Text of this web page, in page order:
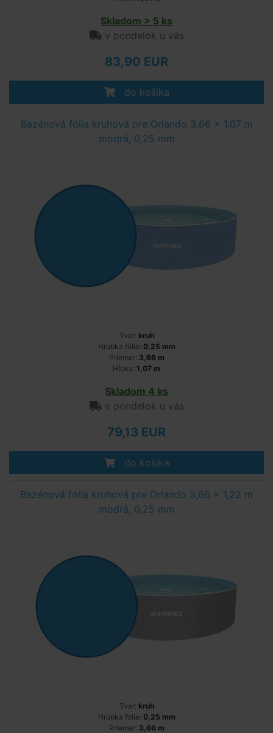
Skladom > 5 ks
v pondelok u vás
83,90 EUR
do košíka
Bazénová fólia kruhová pre Orlando 3,66 x 1,07 m
modrá, 0,25 mm
Tvar: kruh
Hrúbka fólie: 0,25 mm
Priemer: 3,66 m
Hĺbka: 1,07 m
Skladom 4 ks
v pondelok u vás
79,13 EUR
do košíka
Bazénová fólia kruhová pre Orlando 3,66 x 1,22 m
modrá, 0,25 mm
Tvar: kruh
Hrúbka fólie: 0,25 mm
Priemer: 3,66 m